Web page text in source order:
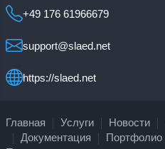
+49 176 61966679
support@slaed.net
https://slaed.net
Главная Услуги Новости
Документация
Портфолио